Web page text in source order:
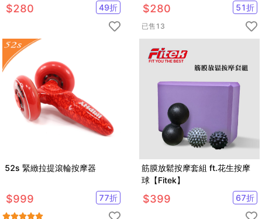
$280 49折 $280 51折
已售 13
52s 緊緻拉提滾輪按摩器
$999 77折
筋膜放鬆按摩套組 ft.花生按摩
球【Fitek】
$399 67折